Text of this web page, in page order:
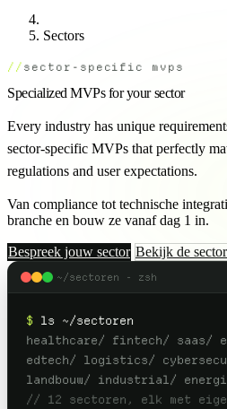
Sectors
sector-specific mvps
Specialized MVPs for your sector
Every industry has unique
sector-specific MVPs that perfectly
regulations and user expectations.
Van compliance tot technische
branche en bouw ze vanaf dag 1 in.
Bespreek jouw sector Bekijk de
~/sectoren - zsh
$ ls ~/sectoren
healthcare/ fintech/ saas/
edtech/ logistics/
landbouw/ industrial/
// 12 sectoren, elk met